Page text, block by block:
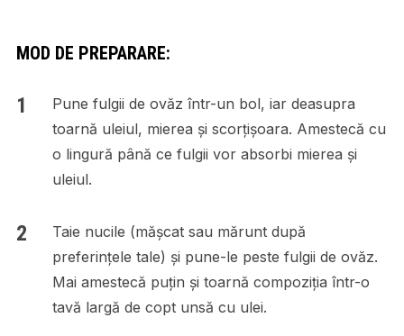
MOD DE PREPARARE:
Pune fulgii de ovăz într-un bol, iar deasupra
toarnă uleiul, mierea și scorțișoara. Amestecă cu
o lingură până ce fulgii vor absorbi mierea și
uleiul.
Taie nucile (mășcat sau mărunt după
preferințele tale) și pune-le peste fulgii de ovăz.
Mai amestecă puțin și toarnă compoziția într-o
tavă largă de copt unsă cu ulei.